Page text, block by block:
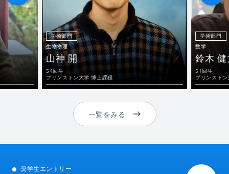
学術部門
生物物理
山神 開
54回生
プリンストン大学 博士課程
学術部門
数学
鈴木 健
51回生
プリンスト
一覧をみる
奨学生エントリー